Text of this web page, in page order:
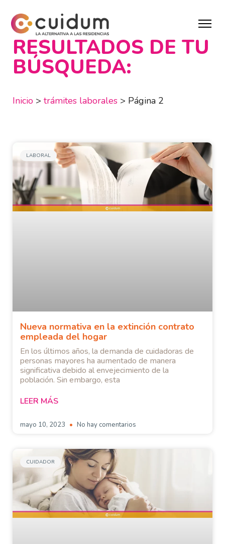
RESULTADOS DE TU
BÚSQUEDA:
Inicio > trámites laborales > Página 2
LABORAL
Nueva normativa en la extinción contrato
empleada del hogar
En los últimos años, la demanda de cuidadoras de
personas mayores ha aumentado de manera
significativa debido al envejecimiento de la
población. Sin embargo, esta
LEER MÁS
mayo 10, 2023 No hay comentarios
CUIDADOR